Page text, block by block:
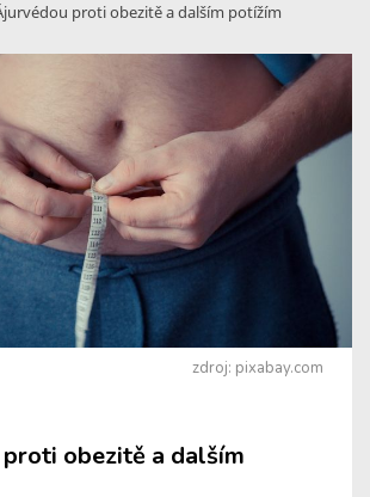
proti obezitě a dalším potížím
zdroj: pixabay.com
obezitě a dalším